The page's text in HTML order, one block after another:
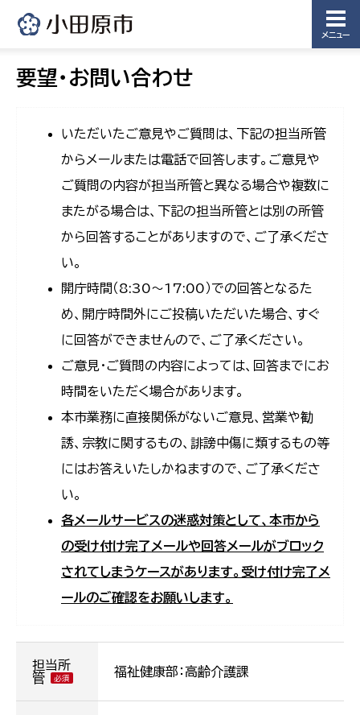
メニュー
要望・お問い合わせ
いただいたご意見やご質問は、下記の担当所管
からメールまたは電話で回答します。ご意見や
ご質問の内容が担当所管と異なる場合や複数に
またがる場合は、下記の担当所管とは別の所管
から回答することがありますので、ご了承くださ
い。
開庁時間（8:30〜17:00）での回答となるた
め、開庁時間外にご投稿いただいた場合、すぐ
に回答ができませんので、ご了承ください。
ご意見・ご質問の内容によっては、回答までにお
時間をいただく場合があります。
本市業務に直接関係がないご意見、営業や勧
誘、宗教に関するもの、誹謗中傷に類するもの等
にはお答えいたしかねますので、ご了承くださ
い。
各メールサービスの迷惑対策として、本市から
の受け付け完了メールや回答メールがブロック
されてしまうケースがあります。受け付け完了メ
ールのご確認をお願いします。
担当所
管
福祉健康部：高齢介護課